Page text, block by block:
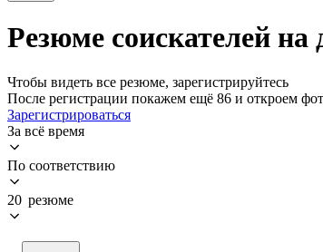
Резюме соискателей
Чтобы видеть все резюме, зарегистрируйтесь
После регистрации покажем ещё 86 и откроем
Зарегистрироваться
За всё время
По соответствию
20 резюме